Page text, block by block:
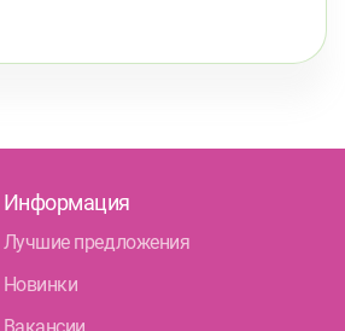
Информация
Лучшие предложения
Новинки
Вакансии